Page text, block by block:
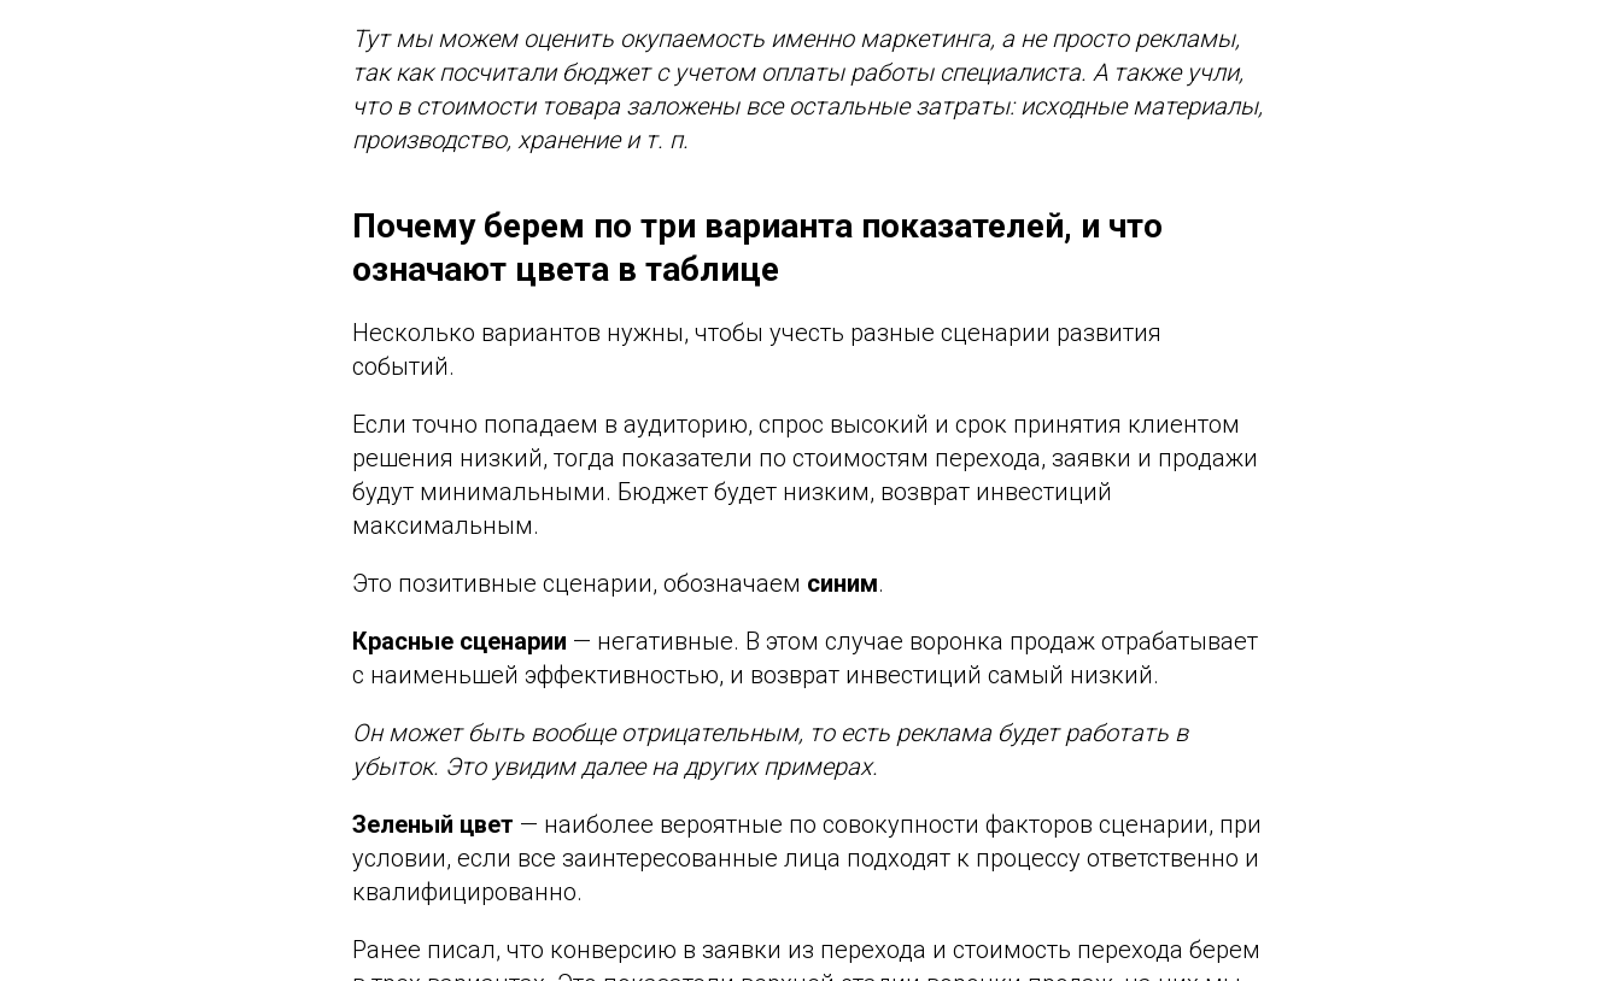
Тут мы можем оценить окупаемость именно маркетинга, а не просто рекламы,
так как посчитали бюджет с учетом оплаты работы специалиста. А также учли,
что в стоимости товара заложены все остальные затраты: исходные материалы,
производство, хранение и т. п.
Почему берем по три варианта показателей, и что
означают цвета в таблице
Несколько вариантов нужны, чтобы учесть разные сценарии развития
событий.
Если точно попадаем в аудиторию, спрос высокий и срок принятия клиентом
решения низкий, тогда показатели по стоимостям перехода, заявки и продажи
будут минимальными. Бюджет будет низким, возврат инвестиций
максимальным.
Это позитивные сценарии, обозначаем синим.
Красные сценарии — негативные. В этом случае воронка продаж отрабатывает
с наименьшей эффективностью, и возврат инвестиций самый низкий.
Он может быть вообще отрицательным, то есть реклама будет работать в
убыток. Это увидим далее на других примерах.
Зеленый цвет — наиболее вероятные по совокупности факторов сценарии, при
условии, если все заинтересованные лица подходят к процессу ответственно и
квалифицированно.
Ранее писал, что конверсию в заявки из перехода и стоимость перехода берем